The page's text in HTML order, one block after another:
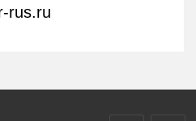
rus.ru